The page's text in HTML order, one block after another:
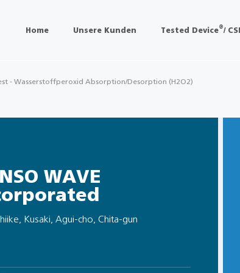
Home Unsere Kunden Tested Device®/
- Wasserstoffperoxid Absorption/Desorption (H2O2)
WAVE
Kusaki, Agui-cho, Chita-gun